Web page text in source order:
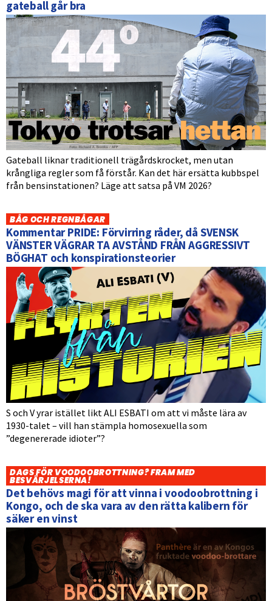
gateball går bra
Gateball liknar traditionell trägårdskrocket, men utan
krångliga regler som få förstår. Kan det här ersätta kubbspel
från bensinstationen? Läge att satsa på VM 2026?
BÅG OCH REGNBÅGAR
Kommentar PRIDE: Förvirring råder, då SVENSK
VÄNSTER VÄGRAR TA AVSTÅND FRÅN AGGRESSIVT
BÖGHAT och konspirationsteorier
S och V yrar istället likt ALI ESBATI om att vi måste lära av
1930-talet – vill han stämpla homosexuella som
”degenererade idioter”?
DAGS FÖR VOODOOBROTTNING? FRAM MED
BESVÄRJELSERNA!
Det behövs magi för att vinna i voodoobrottning i
Kongo, och de ska vara av den rätta kalibern för
säker en vinst